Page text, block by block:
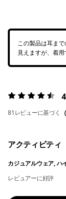
この製品は耳ま
見えますが、着
評価:4.5 / 5
81レビューに基づく
アクティビティ
カジュアルウェア, ハ
レビュアーに好評